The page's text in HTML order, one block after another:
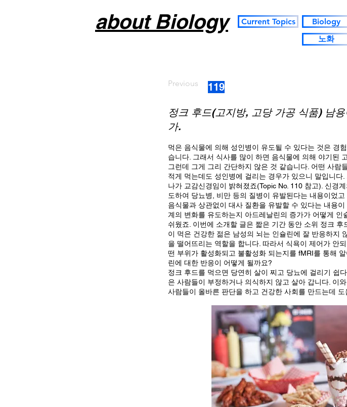
about Biology Current Topics
Biology
노화
Previous 119
정크 후드(고지방, 고당 가공 식품) 남
가.
먹은 음식물에 의해 성인병이 유도될 수 있다는 것은 경
습니다. 그래서 식사를 많이 하면 음식물에 의해 야기된
그런데 그게 그리 간단하지 않은 것 같습니다. 어떤 사
적게 먹는데도 성인병에 걸리는 경우가 있으니 말입니
나가 교감신경임이 밝혀졌죠(Topic No. 110 참고). 신경
도하여 당뇨병, 비만 등의 질병이 유발된다는 내용이었
음식물과 상관없이 대사 질환을 유발할 수 있다는 내용
계의 변화를 유도하는지 아드레날린의 증가가 어떻게
쉬웠죠. 이번에 소개할 글은 짧은 기간 동안 소위 정크
이 먹은 건강한 젊은 남성의 뇌는 인슐린에 잘 반응하지
을 떨어뜨리는 역할을 합니다. 따라서 식욕이 제어가 안
떤 부위가 활성화되고 불활성화 되는지를 fMRI를 통해
린에 대한 반응이 어떻게 될까요?
정크 후드를 먹으면 당연히 살이 찌고 당뇨에 걸리기 쉽
은 사람들이 부정하거나 의식하지 않고 살아 갑니다. 이
사람들이 올바른 판단을 하고 건강한 사회를 만드는데 도